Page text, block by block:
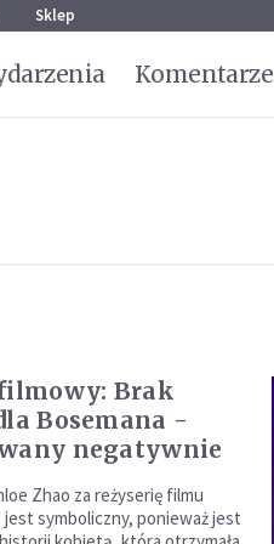
Sklep
Komentarze
Brak
Bosemana -
negatywnie
Zhao za reżyserię filmu
jest symboliczny, ponieważ jest